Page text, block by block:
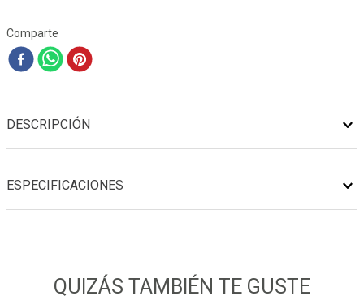
Comparte
DESCRIPCIÓN
ESPECIFICACIONES
QUIZÁS TAMBIÉN TE GUSTE